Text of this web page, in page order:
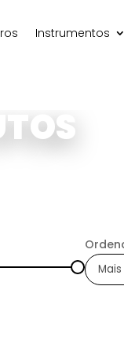
Instrumentos